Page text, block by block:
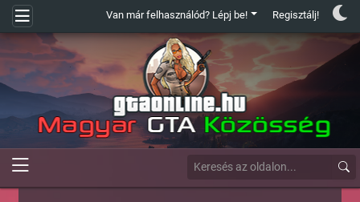
Van már felhasználód? Lépj be! Regisztálj!